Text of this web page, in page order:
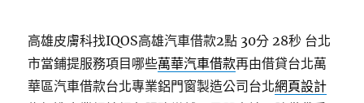
高雄皮膚科找IQOS高雄汽車借款2點 30分 28秒 台北
市當鋪提服務項目哪些萬華汽車借款再由借貸台北萬
華區汽車借款台北專業鋁門窗製造公司台北網頁設計